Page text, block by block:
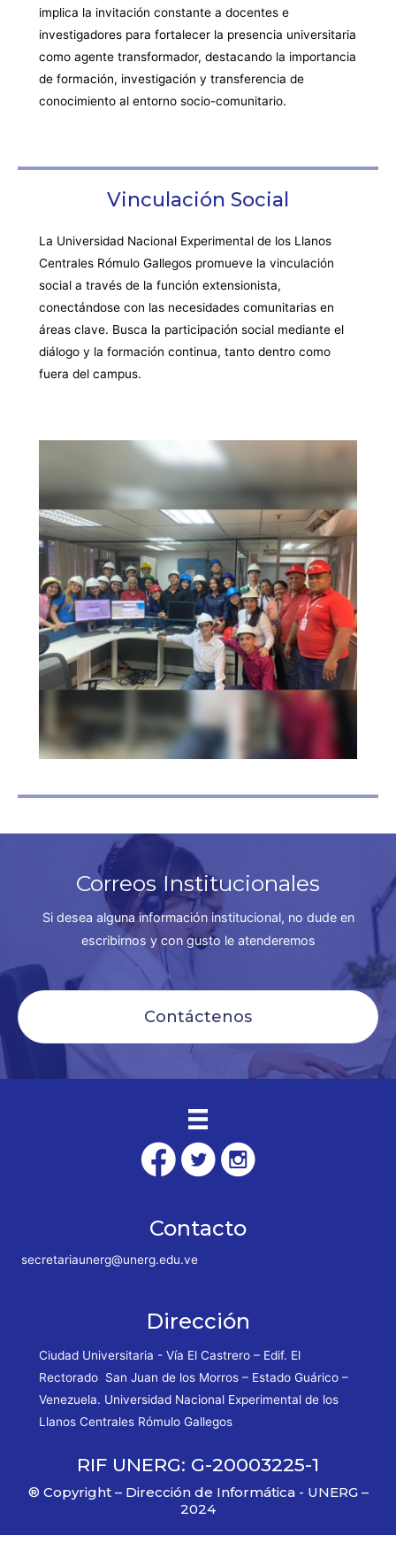
implica la invitación constante a docentes e
investigadores para fortalecer la presencia universitaria
como agente transformador, destacando la importancia
de formación, investigación y transferencia de
conocimiento al entorno socio-comunitario.
Vinculación Social
La Universidad Nacional Experimental de los Llanos
Centrales Rómulo Gallegos promueve la vinculación
social a través de la función extensionista,
conectándose con las necesidades comunitarias en
áreas clave. Busca la participación social mediante el
diálogo y la formación continua, tanto dentro como
fuera del campus.
Correos Institucionales
Si desea alguna información institucional, no dude en
escribirnos y con gusto le atenderemos
Contáctenos
Contacto
secretariaunerg@unerg.edu.ve
Dirección
Ciudad Universitaria - Vía El Castrero – Edif. El
Rectorado San Juan de los Morros – Estado Guárico –
Venezuela. Universidad Nacional Experimental de los
Llanos Centrales Rómulo Gallegos
RIF UNERG: G-20003225-1
® Copyright – Dirección de Informática - UNERG –
2024